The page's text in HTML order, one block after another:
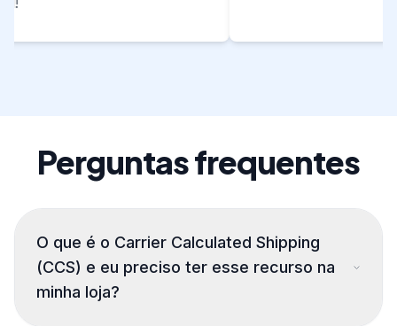
Perguntas frequentes
O que é o Carrier Calculated Shipping
(CCS) e eu preciso ter esse recurso na
minha loja?